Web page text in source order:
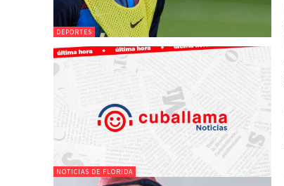
DEPORTES
NOTICIAS DE FLORIDA